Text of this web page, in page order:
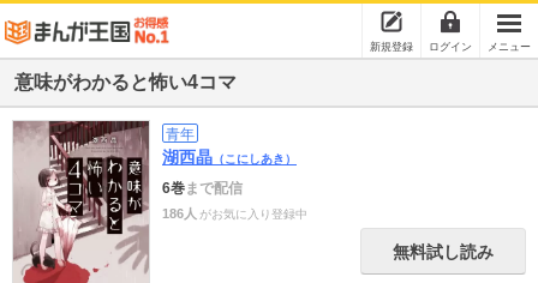
新規登録 ログイン メニュー
意味がわかると怖い4コマ
青年
湖西晶 （こにしあき）
6巻まで配信
186人 がお気に入り登録中
無料試し読み